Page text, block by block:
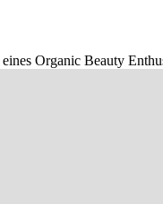
Organic Beauty